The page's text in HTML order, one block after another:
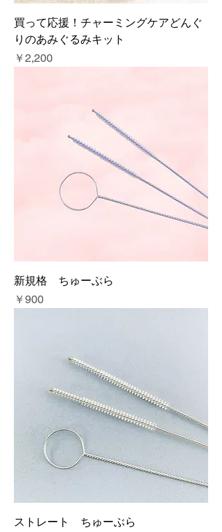
買って応援！チャーミングケアどんぐ
りのあみぐるみキット
価格
￥2,200
新規格 ちゅーぶら
価格
￥900
ストレート ちゅーぶら